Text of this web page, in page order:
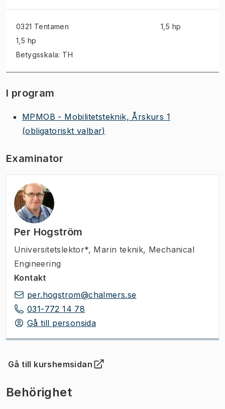
0321 Tentamen
1,5 hp
Betygsskala: TH
1,5 hp
I program
MPMOB - Mobilitetsteknik, Årskurs 1
(obligatoriskt valbar)
Examinator
Per Hogström
Universitetslektor*, Marin teknik, Mechanical
Engineering
Kontakt
per.hogstrom@chalmers.se
031-772 14 78
Gå till personsida
Gå till kurshemsidan
(Öppnas i ny flik)
Behörighet